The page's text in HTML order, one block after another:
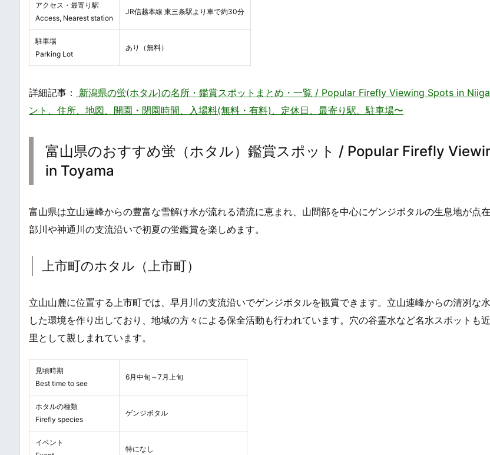
アクセス・最寄り駅
Access, Nearest station
JR信越本線 東三条駅より車で約30分
駐車場
Parking Lot
あり（無料）
詳細記事：
新潟県の蛍(ホタル)の名所・鑑賞スポットまとめ・一覧 / Popular Firefly Viewing Spots in
ント、住所、地図、開園・閉園時間、入場料(無料・有料)、定休日、最寄り駅、駐車場〜
富山県のおすすめ蛍（ホタル）鑑賞スポット / Popular Firefly
in Toyama
富山県は立山連峰からの豊富な雪解け水が流れる清流に恵まれ、山間部を中心にゲンジボタルの生息地が点
部川や神通川の支流沿いで初夏の蛍鑑賞を楽しめます。
上市町のホタル（上市町）
立山山麓に位置する上市町では、早月川の支流沿いでゲンジボタルを観賞できます。立山連峰からの清冽な
した環境を作り出しており、地域の方々による保全活動も行われています。穴の谷霊水など名水スポットも
里として親しまれています。
見頃時期
Best time to see
6月中旬～7月上旬
ホタルの種類
Firefly species
ゲンジボタル
イベント
特になし